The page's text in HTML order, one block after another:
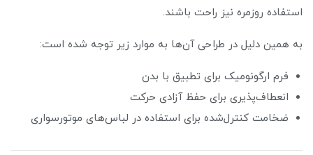
استفاده روزمره نیز راحت باشند.
به همین دلیل در طراحی آن‌ها به موارد زیر توجه شده است:
فرم ارگونومیک برای تطبیق با بدن
انعطاف‌پذیری برای حفظ آزادی حرکت
ضخامت کنترل‌شده برای استفاده در لباس‌های موتورسواری